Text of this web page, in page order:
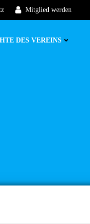
Mitglied werden
DES VEREINS